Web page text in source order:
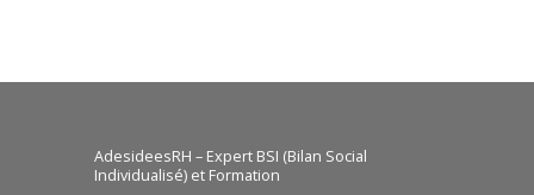
AdesideesRH – Expert BSI (Bilan Social
Individualisé) et Formation